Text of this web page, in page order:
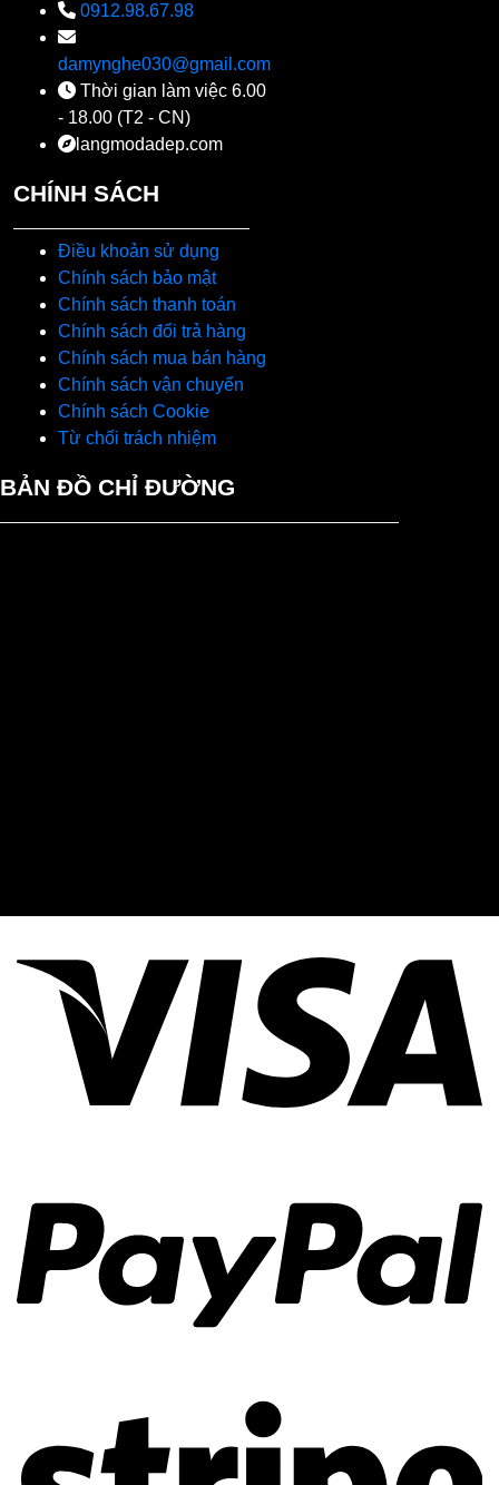
0912.98.67.98
damynghe030@gmail.com
Thời gian làm việc 6.00
- 18.00 (T2 - CN)
langmodadep.com
CHÍNH SÁCH
Điều khoản sử dụng
Chính sách bảo mật
Chính sách thanh toán
Chính sách đổi trả hàng
Chính sách mua bán hàng
Chính sách vận chuyển
Chính sách Cookie
Từ chối trách nhiệm
BẢN ĐỒ CHỈ ĐƯỜNG